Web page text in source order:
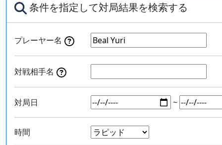
条件を指定して対局結果を検索する
プレーヤー名
対戦相手名
対局日 ~
時間